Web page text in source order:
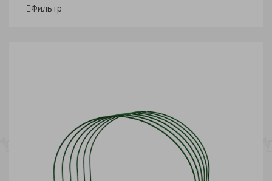
Фильтр
731.25 1 432.50